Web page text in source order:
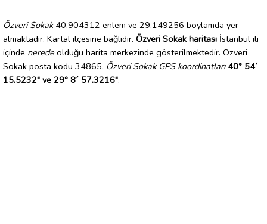
Özveri Sokak40.904312 enlem ve 29.149256 boylamda yer
almaktadır. Kartal ilçesine bağlıdır. Özveri Sokak haritası İstanbul ili
içinde nerede olduğu harita merkezinde gösterilmektedir. Özveri
Sokak posta kodu 34865. Özveri Sokak GPS koordinatları 40° 54´
15.5232" ve 29° 8´ 57.3216".